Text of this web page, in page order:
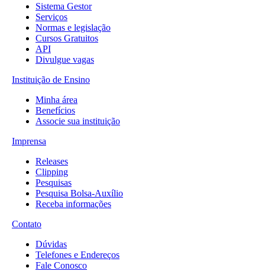
Sistema Gestor
Serviços
Normas e legislação
Cursos Gratuitos
API
Divulgue vagas
Instituição de Ensino
Minha área
Benefícios
Associe sua instituição
Imprensa
Releases
Clipping
Pesquisas
Pesquisa Bolsa-Auxílio
Receba informações
Contato
Dúvidas
Telefones e Endereços
Fale Conosco